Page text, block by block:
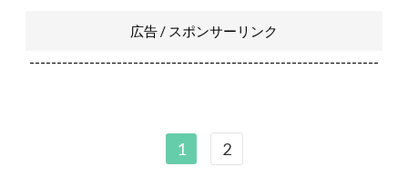
広告 / スポンサーリンク
----------------------------------------------------------------
1 2